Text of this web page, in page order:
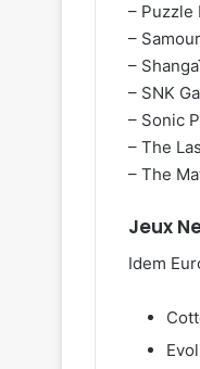
– Puzzle
–
–
– SNK
– Sonic
– The
– The
Jeux
Idem